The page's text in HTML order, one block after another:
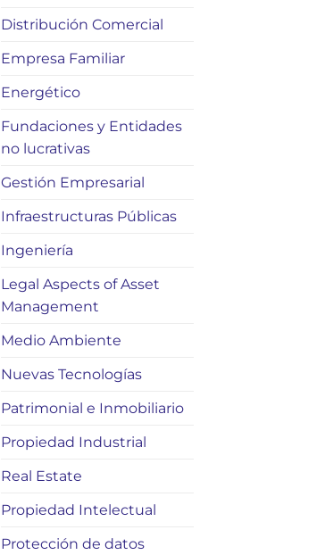
Distribución Comercial
Empresa Familiar
Energético
Fundaciones y Entidades
no lucrativas
Gestión Empresarial
Infraestructuras Públicas
Ingeniería
Legal Aspects of Asset
Management
Medio Ambiente
Nuevas Tecnologías
Patrimonial e Inmobiliario
Propiedad Industrial
Real Estate
Propiedad Intelectual
Protección de datos